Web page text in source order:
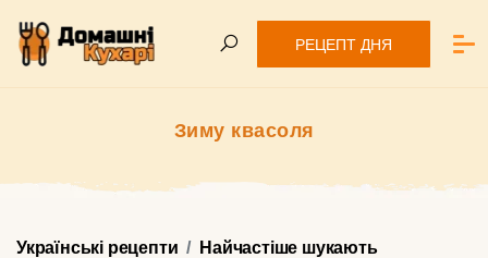
РЕЦЕПТ ДНЯ
Зиму квасоля
Українські рецепти
Найчастіше шукають